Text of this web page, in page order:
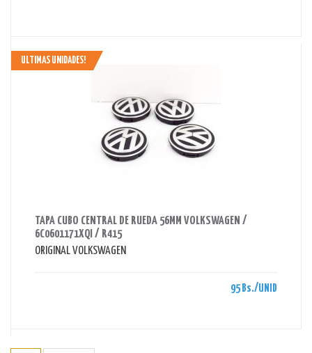
ULTIMAS UNIDADES!
TAPA CUBO CENTRAL DE RUEDA 56MM VOLKSWAGEN /
6C0601171XQI / R415
ORIGINAL VOLKSWAGEN
95 Bs./UNID